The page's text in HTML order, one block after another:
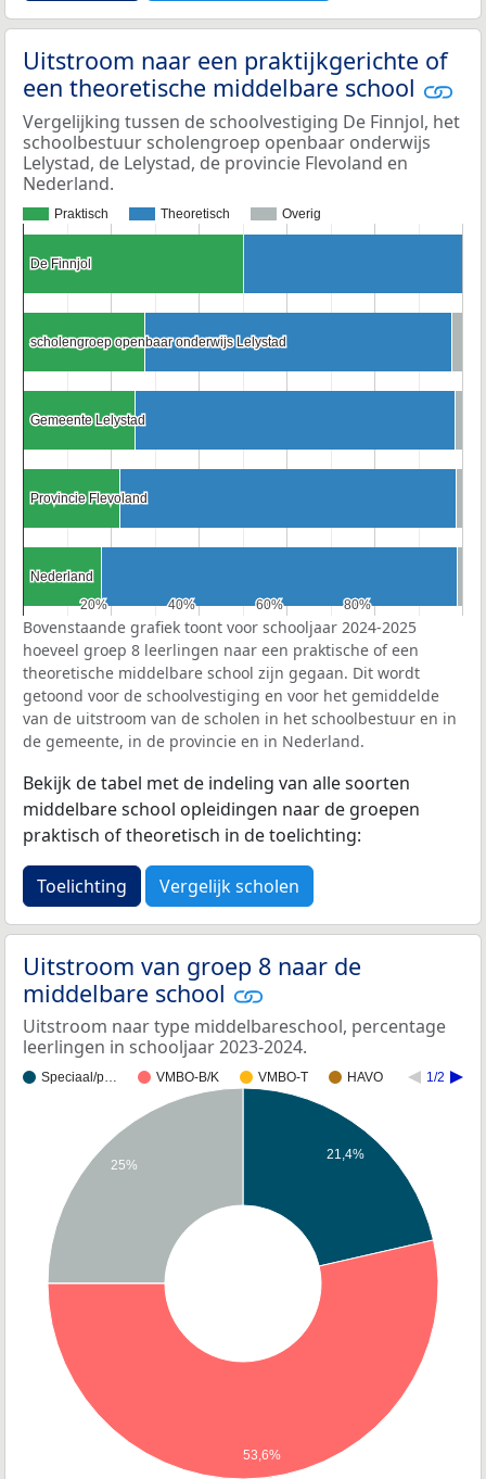
Uitstroom naar een praktijkgerichte of
een theoretische middelbare school
Vergelijking tussen de schoolvestiging De Finnjol, het
schoolbestuur scholengroep openbaar onderwijs
Lelystad, de Lelystad, de provincie Flevoland en
Nederland.
Praktisch Theoretisch Overig
20%
20% 40%
40% 60%
60% 80%
80%
De Finnjol
De Finnjol
scholengroep openbaar onderwijs Lelystad
scholengroep openbaar onderwijs Lelystad
Gemeente Lelystad
Gemeente Lelystad
Provincie Flevoland
Provincie Flevoland
Nederland
Nederland
Bovenstaande grafiek toont voor schooljaar 2024-2025
hoeveel groep 8 leerlingen naar een praktische of een
theoretische middelbare school zijn gegaan. Dit wordt
getoond voor de schoolvestiging en voor het gemiddelde
van de uitstroom van de scholen in het schoolbestuur en in
de gemeente, in de provincie en in Nederland.
Bekijk de tabel met de indeling van alle soorten
middelbare school opleidingen naar de groepen
praktisch of theoretisch in de toelichting:
Toelichting Vergelijk scholen
Uitstroom van groep 8 naar de
middelbare school
Uitstroom naar type middelbareschool, percentage
leerlingen in schooljaar 2023-2024.
Speciaal/p… VMBO-B/K VMBO-T HAVO 1/2
21,4%
25%
53,6%